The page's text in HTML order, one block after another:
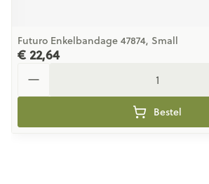
Futuro Enkelbandage 47874, Small
€ 22,64
Bestel